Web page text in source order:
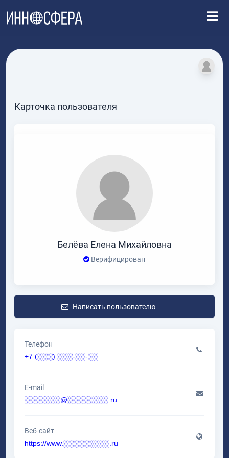
Карточка пользователя
Белёва Елена Михайловна
Верифицирован
Написать пользователю
Телефон
+7 (░░░) ░░░-░░-░░
E-mail
░░░░░░░@░░░░░░░░.ru
Веб-сайт
https://www.░░░░░░░░░.ru